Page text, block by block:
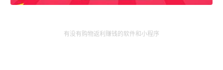
有没有购物返利赚钱的软件和小程序